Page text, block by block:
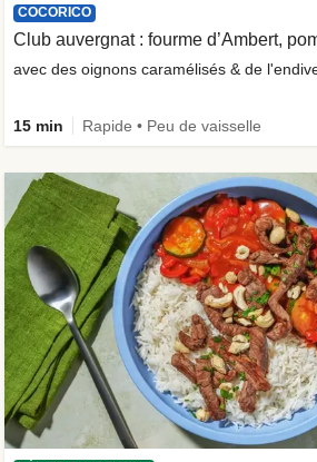
COCORICO
Club auvergnat : fourme d’Ambert,
avec des oignons caramélisés & de
15 min Rapide • Peu de vaisselle